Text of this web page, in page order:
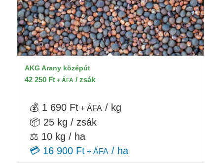
AKG Arany középút
42 250 Ft+ ÁFA / zsák
💰 1 690 Ft+ ÁFA / kg
📦 25 kg / zsák
⚖️ 10 kg / ha
💳 16 900 Ft+ ÁFA/ ha